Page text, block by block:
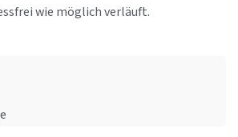
wie möglich verläuft.